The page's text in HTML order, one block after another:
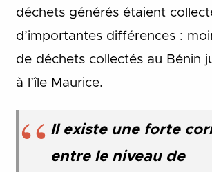
déchets générés étaient
d’importantes différences :
de déchets collectés au Bénin
à l’île Maurice.
Il existe une forte
entre le niveau de